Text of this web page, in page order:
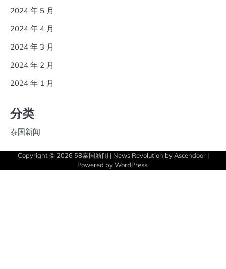
2024 年 5 月
2024 年 4 月
2024 年 3 月
2024 年 2 月
2024 年 1 月
分类
泰国新闻
Copyright © 2026 58泰国新闻 | News Revolution by Ascendoor|
Powered byWordPress.